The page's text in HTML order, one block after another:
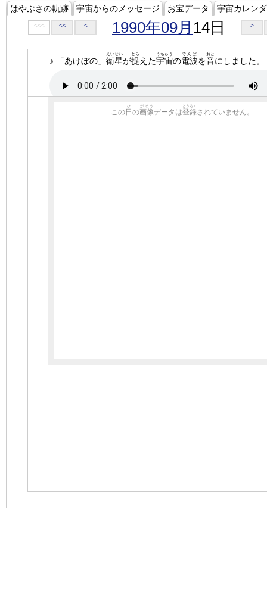
はやぶさの軌跡 宇宙からのメッセージ お宝データ 宇宙カレン
<<< << < 1990年09月 14日 >
♪ 「あけぼの」 衛星
えいせい
が捉
とら
えた宇宙
うちゅう
の電波
でんぱ
を音
おと
にしました。
この 日
ひ
の画像
がぞう
データは登録
とうろく
されていません。